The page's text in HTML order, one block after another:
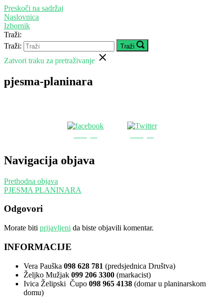
Preskoči na sadržaj
Naslovnica
Izbornik
Traži:
Traži:
Traži
Zatvori traku za pretraživanje
pjesma-planinara
Navigacija objava
Prethodna objava
PJESMA PLANINARA
Odgovori
Morate biti prijavljeni da biste objavili komentar.
INFORMACIJE
Vera Pauška 098 628 781 (predsjednica Društva)
Željko Mužjak 099 206 3300 (markacist)
Ivica Želipski Čupo 098 965 4138 (domar u planinarskom
domu)